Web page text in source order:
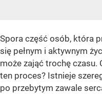
Spora część osób, która
się pełnym i aktywnym
może zająć trochę czasu.
ten proces? Istnieje
po przebytym zawale